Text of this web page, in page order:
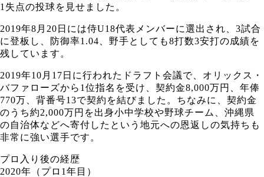
1失点の投球を見せました。
2019年8月20日には侍U18代表メンバーに選出され、3試合
に登板し、防御率1.04、野手としても8打数3安打の成績を
残しています。
2019年10月17日に行われたドラフト会議で、オリックス・
バファローズから1位指名を受け、契約金8,000万円、年俸
770万、背番号13で契約を結びました。ちなみに、契約金
のうち約2,000万円を出身小中学校や野球チーム、沖縄県
の自治体などへ寄付したという地元への恩返しの気持ちも
非常に強い選手です。
プロ入り後の経歴
2020年（プロ1年目）